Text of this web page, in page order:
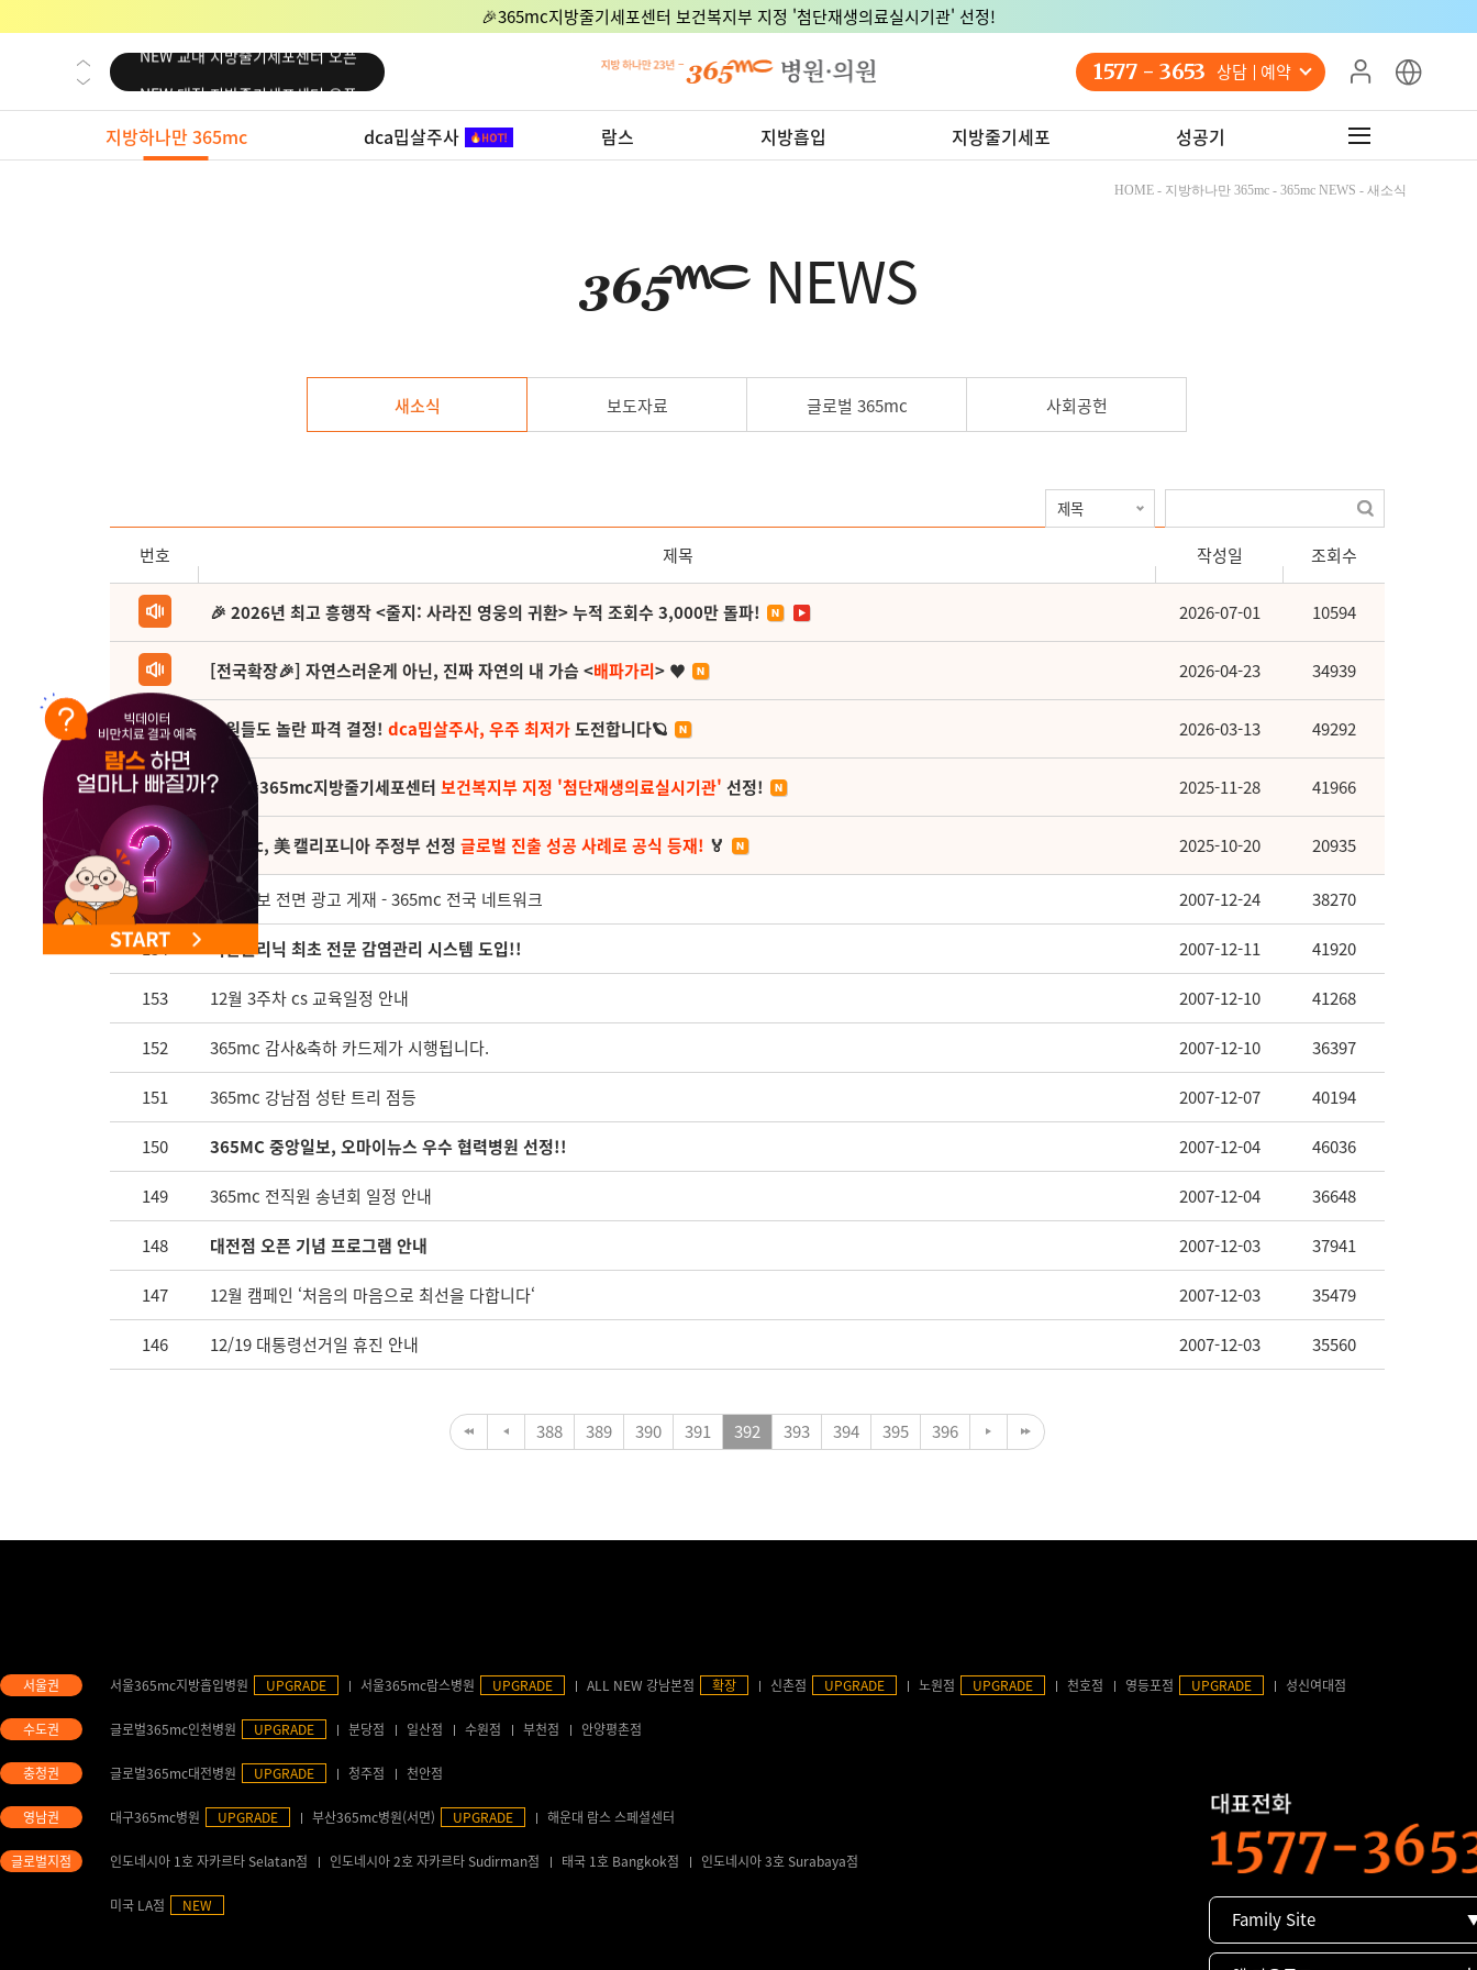
🎉365mc지방줄기세포센터 보건복지부 지정 '첨단재생의료실시기관' 선정!
NEW 교대 지방줄기세포센터 오픈
NEW 대전 지방줄기세포센터 오픈
NEW 노원 지방줄기세포센터 오픈
NEW 미국 LA점 오픈
NEW 미국 LA점 오픈
1577 - 3653 상담 예약
지방하나만 365mc dca밉살주사 람스 지방흡입 지방줄기세포 성공기
HOME - 지방하나만 365mc - 365mc NEWS - 새소식
NEWS
새소식 보도자료 글로벌 365mc 사회공헌
번호 제목 작성일 조회수
🎉 2026년 최고 흥행작 <줄지: 사라진 영웅의 귀환> 누적 조회수 3,000만 돌파! 2026-07-01 10594
[전국확장🎉] 자연스러운게 아닌, 진짜 자연의 내 가슴 <배파가리> ♥ 2026-04-23 34939
직원들도 놀란 파격 결정! dca밉살주사, 우주 최저가도전합니다🪐 2026-03-13 49292
(축) 🎉365mc지방줄기세포센터 보건복지부 지정 '첨단재생의료실시기관' 선정! 2025-11-28 41966
365mc, 美 캘리포니아 주정부 선정 글로벌 진출 성공 사례로 공식 등재! 🏅 2025-10-20 20935
155 조선일보 전면 광고 게재 - 365mc 전국 네트워크 2007-12-24 38270
154 비만클리닉 최초 전문 감염관리 시스템 도입!! 2007-12-11 41920
153 12월 3주차 cs 교육일정 안내 2007-12-10 41268
152 365mc 감사&축하 카드제가 시행됩니다. 2007-12-10 36397
151 365mc 강남점 성탄 트리 점등 2007-12-07 40194
150 365MC 중앙일보, 오마이뉴스 우수 협력병원 선정!! 2007-12-04 46036
149 365mc 전직원 송년회 일정 안내 2007-12-04 36648
148 대전점 오픈 기념 프로그램 안내 2007-12-03 37941
147 12월 캠페인 ‘처음의 마음으로 최선을 다합니다‘ 2007-12-03 35479
146 12/19 대통령선거일 휴진 안내 2007-12-03 35560
388 389 390 391 392 393 394 395 396
서울365mc지방흡입병원 UPGRADE 서울365mc람스병원 UPGRADE ALL NEW 강남본점 확장 신촌점 UPGRADE 노원점 UPGRADE 천호점 영등포점 UPGRADE 성신여대점
글로벌365mc인천병원 UPGRADE 분당점 일산점 수원점 부천점 안양평촌점
글로벌365mc대전병원 UPGRADE 청주점 천안점
대구365mc병원 UPGRADE 부산365mc병원(서면) UPGRADE 해운대 람스 스페셜센터
인도네시아 1호 자카르타 Selatan점 인도네시아 2호 자카르타 Sudirman점 태국 1호 Bangkok점 인도네시아 3호 Surabaya점
미국 LA점 NEW
Family Site